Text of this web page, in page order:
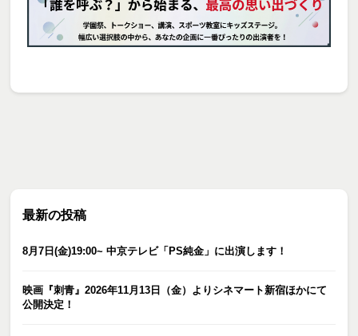
最新の投稿
8月7日(金)19:00~ 中京テレビ「PS純金」に出演します！
映画『刺青』2026年11月13日（金）よりシネマート新宿ほかにて
公開決定！